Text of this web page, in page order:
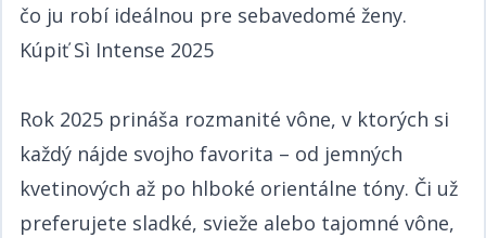
čo ju robí ideálnou pre sebavedomé ženy.​​​​‌ ‍ ​‍​‍‌‍ ‌ ​‍‌‍‍‌‌‍‌ ‌‍‍‌‌‍ ‍​‍​‍​ ‍‍​‍​‍‌ ​ ‌‍​‌‌‍ ‍‌‍‍‌‌ ‌​‌ ‍‌​‍ ‍‌‍‍‌‌‍ ​‍​‍​‍ ​​‍​‍‌‍‍​‌ ​‍‌‍‌‌‌‍‌‍​‍​‍​ ‍‍​‍​‍‌‍‍​‌ ‌​‌ ‌​‌ ​​​ ‍‍​‍ ​‍ ‌‍ ​‌‍ ‌‍​ ‌‍​‌‌‍ ​‌‍‍​‌‍ ‌ ​ ‌ ‌​​ ‍‍​ ​ ​ ​​​ ​​​ ​​​‍ ‌ ​ ‌ ‌​‌ ‌‌‌‍‌​‌‍‍‌‌‍ ​‍ ‌‍‍‌‌‍ ‍‌ ‌​‌‍‌‌‌‍ ‍‌ ‌​​‍ ‌‍‌‌‌‍‌​‌‍‍‌‌ ‌​​‍ ‌‍ ‌‌‍ ‌‍‌​‌‍‌‌​ ‌‌ ​​‌ ​‍‌‍‌‌‌ ​ ‌‍‌‌‌‍ ‍‌ ‌​‌‍​‌‌ ‌​‌‍‍‌‌‍ ‌‍ ‍​ ‍ ‌‍‍‌‌‍‌​​ ‌‌ ​​‌‍ ‌ ​ ‌ ‌​​‍ ‌​ ​‍​ ​‍​ ​‍​ ​‍​ ‍‌​ ‍‌​ ‍‌​ ‍ ‌ ‌​‌ ‍‌‌ ​​‌‍‌‌​ ‌‌ ​​‌‍ ‌ ​ ‌ ‌​​ ‍ ‌ ​​‌‍​‌‌ ‌​‌‍‍​​ ‌‌‍​ ‌‍ ‌‍ ‍‌ ‌​‌‍‌‌‌‍ ‍‌ ‌​​‍‌‌​ ‌‌‌​​‍‌‌ ‌‍‍ ‌‍‌‌‌ ‍‌​‍‌‌​ ​ ‌​‌​​‍‌‌​ ​ ‌​‌​​‍‌‌​ ​‍​ ​‍‌‍​‌‌‍​‍​ ​​​ ​‌​ ​‍​ ​‌​ ‌‍​ ​‍​ ‌‌​ ‍‌‌‍​‌‌‍‌‌​‍‌‌​ ​‍​ ​‍​‍‌‌​ ‌‌‌​‌​​‍ ‍‌‍​ ‌‍‍​‌‍‍‌‌‍ ​‌‍‌​‌ ​‍‌‍‌‌‌‍ ‍​‍‌‌​ ‌‌‌​​‍‌‌ ‌‍‍ ‌‍‌‌‌ ‍‌​‍‌‌​ ​ ‌​‌​​‍‌‌​ ​ ‌​‌​​‍‌‌​ ​‍​ ​‍‌‍​‌‌‍​‍​ ​​​ ​‌​ ​‍​ ​‌​ ‌‍​ ​‍​ ‌‌​ ‍‌‌‍​‌‌‍‌‌​ ​​​‍‌‌​ ​‍​ ​‍​‍‌‌​ ‌‌‌​‌​​‍ ‍‌ ‌​‌‍‌‌‌ ‍​‌ ‌​​ ‌‍​‍‌‍​‌‌ ​ ‌‍‌‌‌‌‌‌‌ ​‍‌‍ ​​ ‌‌‍‍​‌ ‌​‌ ‌​‌ ​​​‍‌‌​ ​ ‌​​‌​‍‌‌​ ​‍‌​‌‍​‍‌‌​ ​‍‌​‌‍‌‍ ​‌‍ ‌‍​ ‌‍​‌‌‍ ​‌‍‍​‌‍ ‌ ​ ‌ ‌​​‍‌‌​ ​ ‌​​‌​ ​ ​ ​​​ ​​​ ​​​‍‌‌​ ​‍‌​‌‍‌ ​ ‌ ‌​‌ ‌‌‌‍‌​‌‍‍‌‌‍ ​‍‌‍‌‍‍‌‌‍‌​​ ‌‌ ​​‌‍ ‌ ​ ‌ ‌​​‍ ‌​ ​‍​ ​‍​ ​‍​ ​‍​ ‍‌​ ‍‌​ ‍‌​‍‌‍‌ ‌​‌ ‍‌‌ ​​‌‍‌‌​ ‌‌ ​​‌‍ ‌ ​ ‌ ‌​​‍‌‍‌ ​​‌‍​‌‌ ‌​‌‍‍​​ ‌‌‍​ ‌‍ ‌‍ ‍‌ ‌​‌‍‌‌‌‍ ‍‌ ‌​​‍‌‌​ ‌‌‌​​‍‌‌ ‌‍‍ ‌‍‌‌‌ ‍‌​‍‌‌​ ​ ‌​‌​​‍‌‌​ ​ ‌​‌​​‍‌‌​ ​‍​ ​‍‌‍​‌‌‍​‍​ ​​​ ​‌​ ​‍​ ​‌​ ‌‍​ ​‍​ ‌‌​ ‍‌‌‍​‌‌‍‌‌​‍‌‌​ ​‍​ ​‍​‍‌‌​ ‌‌‌​‌​​‍ ‍‌‍​ ‌‍‍​‌‍‍‌‌‍ ​‌‍‌​‌ ​‍‌‍‌‌‌‍ ‍​‍‌‌​ ‌‌‌​​‍‌‌ ‌‍‍ ‌‍‌‌‌ ‍‌​‍‌‌​ ​ ‌​‌​​‍‌‌​ ​ ‌​‌​​‍‌‌​ ​‍​ ​‍‌‍​‌‌‍​‍​ ​​​ ​‌​ ​‍​ ​‌​ ‌‍​ ​‍​ ‌‌​ ‍‌‌‍​‌‌‍‌‌​ ​​​‍‌‌​ ​‍​ ​‍​‍‌‌​ ‌‌‌​‌​​‍ ‍‌ ‌​‌‍‌‌‌ ‍​‌ ‌​​‍‌‍‌ ​​‌‍‌‌‌ ​‍‌ ​ ‌ ​​‌‍‌‌‌‍​ ‌ ‌​‌‍‍‌‌ ‌‍‌‍‌‌​ ‌‌ ​​‌ ‌‌‌‍​‍‌‍ ​‌‍‍‌‌ ​ ‌‍‍​‌‍‌‌‌‍‌​​‍​‍‌ ‌
Kúpiť Sì Intense 2025​​​​‌ ‍ ​‍​‍‌‍ ‌ ​‍‌‍‍‌‌‍‌ ‌‍‍‌‌‍ ‍​‍​‍​ ‍‍​‍​‍‌ ​ ‌‍​‌‌‍ ‍‌‍‍‌‌ ‌​‌ ‍‌​‍ ‍‌‍‍‌‌‍ ​‍​‍​‍ ​​‍​‍‌‍‍​‌ ​‍‌‍‌‌‌‍‌‍​‍​‍​ ‍‍​‍​‍‌‍‍​‌ ‌​‌ ‌​‌ ​​​ ‍‍​‍ ​‍ ‌‍ ​‌‍ ‌‍​ ‌‍​‌‌‍ ​‌‍‍​‌‍ ‌ ​ ‌ ‌​​ ‍‍​ ​ ​ ​​​ ​​​ ​​​‍ ‌ ​ ‌ ‌​‌ ‌‌‌‍‌​‌‍‍‌‌‍ ​‍ ‌‍‍‌‌‍ ‍‌ ‌​‌‍‌‌‌‍ ‍‌ ‌​​‍ ‌‍‌‌‌‍‌​‌‍‍‌‌ ‌​​‍ ‌‍ ‌‌‍ ‌‍‌​‌‍‌‌​ ‌‌ ​​‌ ​‍‌‍‌‌‌ ​ ‌‍‌‌‌‍ ‍‌ ‌​‌‍​‌‌ ‌​‌‍‍‌‌‍ ‌‍ ‍​ ‍ ‌‍‍‌‌‍‌​​ ‌‌ ​​‌‍ ‌ ​ ‌ ‌​​‍ ‌​ ​‍​ ​‍​ ​‍​ ​‍​ ‍‌​ ‍‌​ ‍‌​ ‍ ‌ ‌​‌ ‍‌‌ ​​‌‍‌‌​ ‌‌ ​​‌‍ ‌ ​ ‌ ‌​​ ‍ ‌ ​​‌‍​‌‌ ‌​‌‍‍​​ ‌‌‍​ ‌‍ ‌‍ ‍‌ ‌​‌‍‌‌‌‍ ‍‌ ‌​​‍‌‌​ ‌‌‌​​‍‌‌ ‌‍‍ ‌‍‌‌‌ ‍‌​‍‌‌​ ​ ‌​‌​​‍‌‌​ ​ ‌​‌​​‍‌‌​ ​‍​ ​‍​ ​‍​ ‌‌​ ​‍​ ​ ​ ​ ‌‍‌​‌‍‌‍‌‍​‍‌‍​‌​ ‍‌​ ​‌‌‍‌‍​‍‌‌​ ​‍​ ​‍​‍‌‌​ ‌‌‌​‌​​‍ ‍‌‍​ ‌‍‍​‌‍‍‌‌‍ ​‌‍‌​‌ ​‍‌‍‌‌‌‍ ‍​‍‌‌​ ‌‌‌​​‍‌‌ ‌‍‍ ‌‍‌‌‌ ‍‌​‍‌‌​ ​ ‌​‌​​‍‌‌​ ​ ‌​‌​​‍‌‌​ ​‍​ ​‍​ ‌‍​ ​‌‌‍‌‍​ ‌‍​ ​‍​ ​‌‌‍‌‍‌‍‌​​ ‍‌‌‍​‌​ ​‍​ ‌‌​‍‌‌​ ​‍​ ​‍​‍‌‌​ ‌‌‌​‌​​‍ ‍‌ ‌​‌‍‌‌‌ ‍​‌ ‌​​ ‌‍​‍‌‍​‌‌ ​ ‌‍‌‌‌‌‌‌‌ ​‍‌‍ ​​ ‌‌‍‍​‌ ‌​‌ ‌​‌ ​​​‍‌‌​ ​ ‌​​‌​‍‌‌​ ​‍‌​‌‍​‍‌‌​ ​‍‌​‌‍‌‍ ​‌‍ ‌‍​ ‌‍​‌‌‍ ​‌‍‍​‌‍ ‌ ​ ‌ ‌​​‍‌‌​ ​ ‌​​‌​ ​ ​ ​​​ ​​​ ​​​‍‌‌​ ​‍‌​‌‍‌ ​ ‌ ‌​‌ ‌‌‌‍‌​‌‍‍‌‌‍ ​‍‌‍‌‍‍‌‌‍‌​​ ‌‌ ​​‌‍ ‌ ​ ‌ ‌​​‍ ‌​ ​‍​ ​‍​ ​‍​ ​‍​ ‍‌​ ‍‌​ ‍‌​‍‌‍‌ ‌​‌ ‍‌‌ ​​‌‍‌‌​ ‌‌ ​​‌‍ ‌ ​ ‌ ‌​​‍‌‍‌ ​​‌‍​‌‌ ‌​‌‍‍​​ ‌‌‍​ ‌‍ ‌‍ ‍‌ ‌​‌‍‌‌‌‍ ‍‌ ‌​​‍‌‌​ ‌‌‌​​‍‌‌ ‌‍‍ ‌‍‌‌‌ ‍‌​‍‌‌​ ​ ‌​‌​​‍‌‌​ ​ ‌​‌​​‍‌‌​ ​‍​ ​‍​ ​‍​ ‌‌​ ​‍​ ​ ​ ​ ‌‍‌​‌‍‌‍‌‍​‍‌‍​‌​ ‍‌​ ​‌‌‍‌‍​‍‌‌​ ​‍​ ​‍​‍‌‌​ ‌‌‌​‌​​‍ ‍‌‍​ ‌‍‍​‌‍‍‌‌‍ ​‌‍‌​‌ ​‍‌‍‌‌‌‍ ‍​‍‌‌​ ‌‌‌​​‍‌‌ ‌‍‍ ‌‍‌‌‌ ‍‌​‍‌‌​ ​ ‌​‌​​‍‌‌​ ​ ‌​‌​​‍‌‌​ ​‍​ ​‍​ ‌‍​ ​‌‌‍‌‍​ ‌‍​ ​‍​ ​‌‌‍‌‍‌‍‌​​ ‍‌‌‍​‌​ ​‍​ ‌‌​‍‌‌​ ​‍​ ​‍​‍‌‌​ ‌‌‌​‌​​‍ ‍‌ ‌​‌‍‌‌‌ ‍​‌ ‌​​‍‌‍‌ ​​‌‍‌‌‌ ​‍‌ ​ ‌ ​​‌‍‌‌‌‍​ ‌ ‌​‌‍‍‌‌ ‌‍‌‍‌‌​ ‌‌ ​​‌ ‌‌‌‍​‍‌‍ ​‌‍‍‌‌ ​ ‌‍‍​‌‍‌‌‌‍‌​​‍​‍‌ ‌
Rok 2025 prináša rozmanité vône, v ktorých si
každý nájde svojho favorita – od jemných
kvetinových až po hlboké orientálne tóny. Či už
preferujete sladké, svieže alebo tajomné vône,